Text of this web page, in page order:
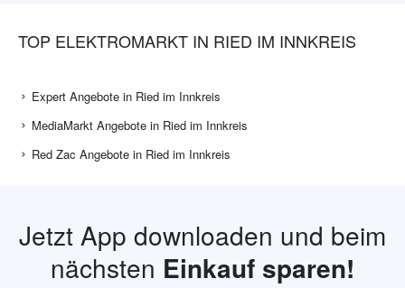
TOP ELEKTROMARKT IN RIED IM INNKREIS
Expert Angebote in Ried im Innkreis
MediaMarkt Angebote in Ried im Innkreis
Red Zac Angebote in Ried im Innkreis
Jetzt App downloaden und beim
nächsten Einkauf sparen!